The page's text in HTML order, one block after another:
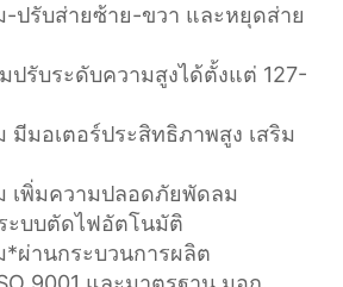
ปรับส่ายซ้าย-ขวา และหยุดส่าย
รับระดับความสูงได้ตั้งแต่ 127-
มอเตอร์ประสิทธิภาพสูง เสริม
เพิ่มความปลอดภัยพัดลม
ะบบตัดไฟอัตโนมัติ
ผ่านกระบวนการผลิต